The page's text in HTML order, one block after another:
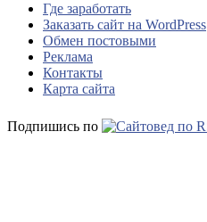
Где заработать
Заказать сайт на WordPress
Обмен постовыми
Реклама
Контакты
Карта сайта
Подпишись по